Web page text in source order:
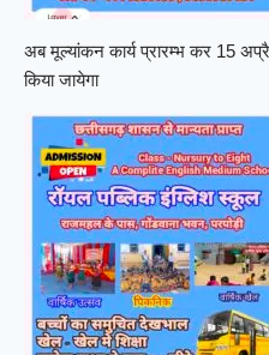
अब मूल्यांकन कार्य प्रारम्भ कर 15
किया जायेगा